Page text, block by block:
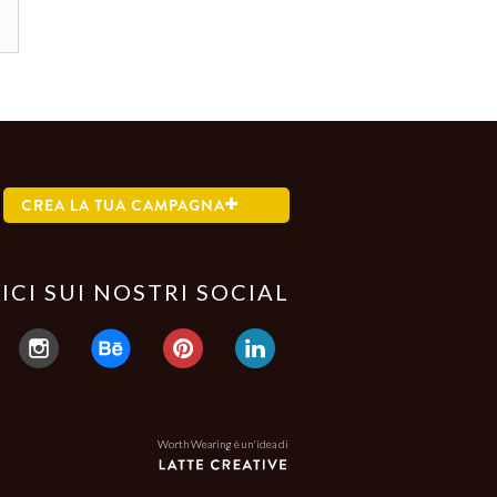
CREA LA TUA CAMPAGNA
SUI NOSTRI SOCIAL
Worth Wearing è un'idea di